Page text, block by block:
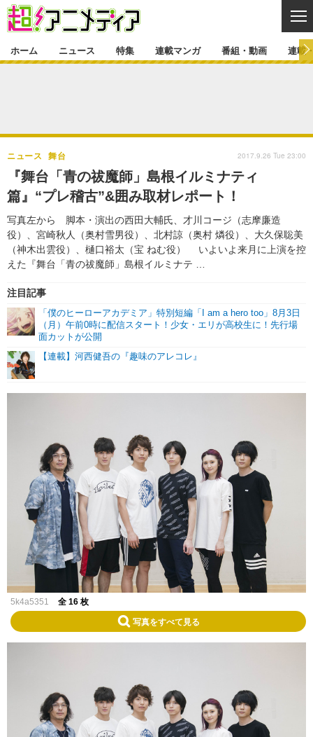
ゲーム・アプリ マンガ
グッズ イベント
声優 コスプレ
舞台 新帝スタ
特集一覧 カバー
ラキりす
連載マンガ
連載マンガ一覧
番組・動画
番組・動画一覧 ラジオ
動画
連載・ブログ
連載・ブログ一覧 コラム
編集部ブログ・お知らせ
ホーム ニュース 特集 連載マンガ 番組・動画 連載
『舞台「青の祓魔師」島根イルミナティ
篇』“プレ稽古”&囲み取材レポート！
写真左から 脚本・演出の西田大輔氏、才川コージ（志摩廉造
役）、宮崎秋人（奥村雪男役）、北村諒（奥村 燐役）、大久保聡美
（神木出雲役）、樋口裕太（宝 ねむ役） いよいよ来月に上演を控
えた『舞台「青の祓魔師」島根イルミナテ …
ニュース 舞台
注目記事
「僕のヒーローアカデミア」特別短編「I am a hero too」8月3日
（月）午前0時に配信スタート！少女・エリが高校生に！先行場
面カットが公開
【連載】河西健吾の『趣味のアレコレ』
2017.9.26 Tue 23:00
5k4a5351 全 16 枚
写真をすべて見る